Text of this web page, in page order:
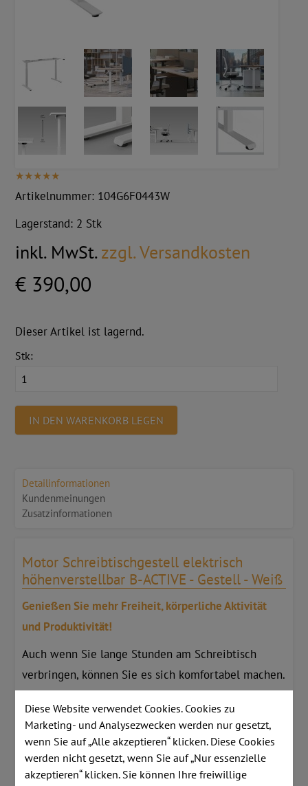
Artikelnummer: 104G6F0443W
Lagerstand: 2 Stk
inkl. MwSt.zzgl. Versandkosten
€ 390,00
Dieser Artikel ist lagernd.
Stk:
IN DEN WARENKORB LEGEN
Detailinformationen
Kundenmeinungen
Zusatzinformationen
Motor Schreibtischgestell elektrisch
höhenverstellbar B-ACTIVE - Gestell - Weiß
Genießen Sie mehr Freiheit, körperliche Aktivität
und Produktivität!
Auch wenn Sie lange Stunden am Schreibtisch
verbringen, können Sie es sich komfortabel machen.
Mit B-ACTIVE können Sie sich an Ihrem Arbeitsplatz
ganz einfach körperlich aktiv halten und Ihre
Arbeitsposition vom Sitzen zum Stehen oder
umgekehrt wechseln. Das unterstützt nicht nur Ihr
körperliches Wohlbefinden, sondern steigert auch
Diese Website verwendet Cookies. Cookies zu
Marketing- und Analysezwecken werden nur gesetzt,
wenn Sie auf „Alle akzeptieren“ klicken. Diese Cookies
werden nicht gesetzt, wenn Sie auf „Nur essenzielle
akzeptieren“ klicken. Sie können Ihre freiwillige